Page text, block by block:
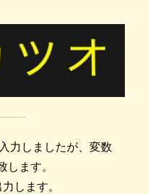
力しましたが、変数
します。
します。